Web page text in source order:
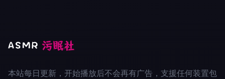
本站每日更新，开始播放后不会再有广告，支援任何装置包